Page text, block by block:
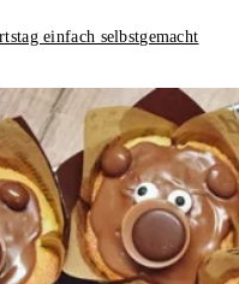
einfach selbstgemacht